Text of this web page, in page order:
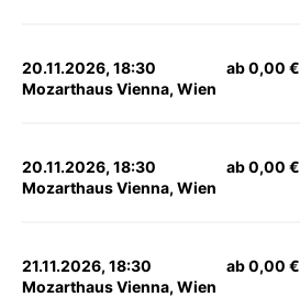
20.11.2026, 18:30
Mozarthaus Vienna, Wien
ab 0,00 €
20.11.2026, 18:30
Mozarthaus Vienna, Wien
ab 0,00 €
21.11.2026, 18:30
Mozarthaus Vienna, Wien
ab 0,00 €